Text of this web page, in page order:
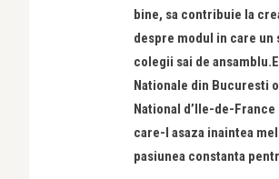
bine, sa contribuie la
despre modul in care
colegii sai de
Nationale din Bucuresti
National d’Ile-de-
care-l asaza inaintea
pasiunea constanta